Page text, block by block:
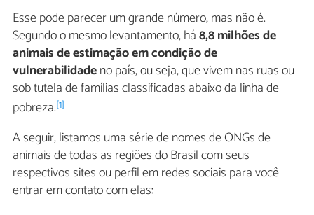
Esse pode parecer um grande número, mas não é.
Segundo o mesmo levantamento, há8,8 milhões de
animais de estimação em condição de
vulnerabilidadeno país, ou seja, que vivem nas ruas ou
sob tutela de famílias classificadas abaixo da linha de
pobreza.[1]
A seguir, listamos uma série de nomes de ONGs de
animais de todas as regiões do Brasil com seus
respectivos sites ou perfil em redes sociais para você
entrar em contato com elas: